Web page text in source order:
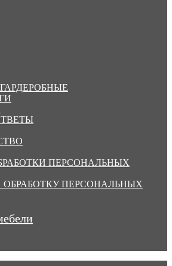
ПЕРСОНАЛЬНЫХ
ОБРАБОТКУ ПЕРСОНАЛЬНЫХ